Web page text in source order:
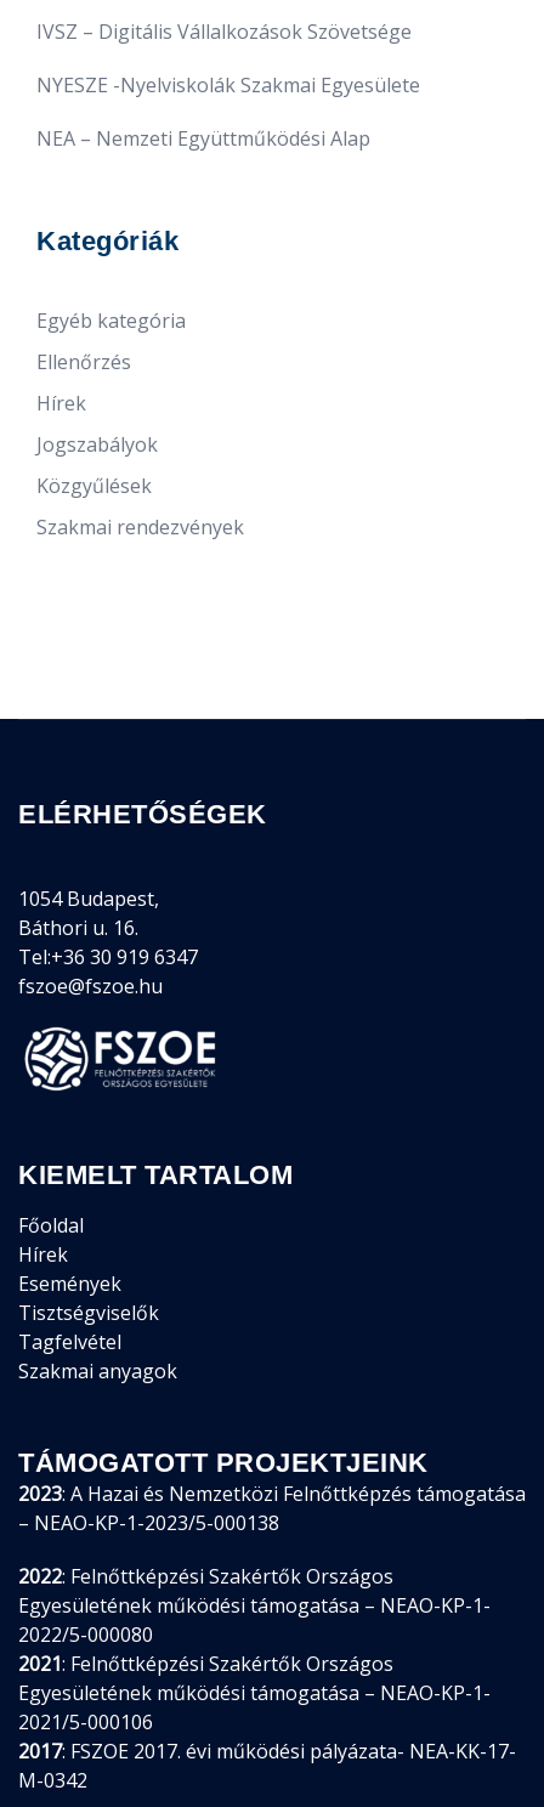
IVSZ – Digitális Vállalkozások Szövetsége
NYESZE -Nyelviskolák Szakmai Egyesülete
NEA – Nemzeti Együttműködési Alap
Kategóriák
Egyéb kategória
Ellenőrzés
Hírek
Jogszabályok
Közgyűlések
Szakmai rendezvények
ELÉRHETŐSÉGEK
1054 Budapest,
Báthori u. 16.
Tel:+36 30 919 6347
fszoe@fszoe.hu
KIEMELT TARTALOM
Főoldal
Hírek
Események
Tisztségviselők
Tagfelvétel
Szakmai anyagok
TÁMOGATOTT PROJEKTJEINK
2023: A Hazai és Nemzetközi Felnőttképzés támogatása
– NEAO-KP-1-2023/5-000138
2022: Felnőttképzési Szakértők Országos
Egyesületének működési támogatása – NEAO-KP-1-
2022/5-000080
2021: Felnőttképzési Szakértők Országos
Egyesületének működési támogatása – NEAO-KP-1-
2021/5-000106
2017: FSZOE 2017. évi működési pályázata- NEA-KK-17-
M-0342